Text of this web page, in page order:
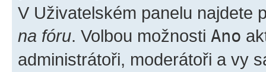
V Uživatelském panelu najdete
na fóru. Volbou možnosti Ano
administrátoři, moderátoři a vy